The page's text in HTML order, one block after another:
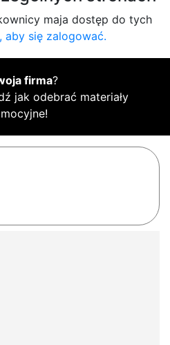
maja dostęp do tych
aby się zalogować.
firma?
jak odebrać materiały